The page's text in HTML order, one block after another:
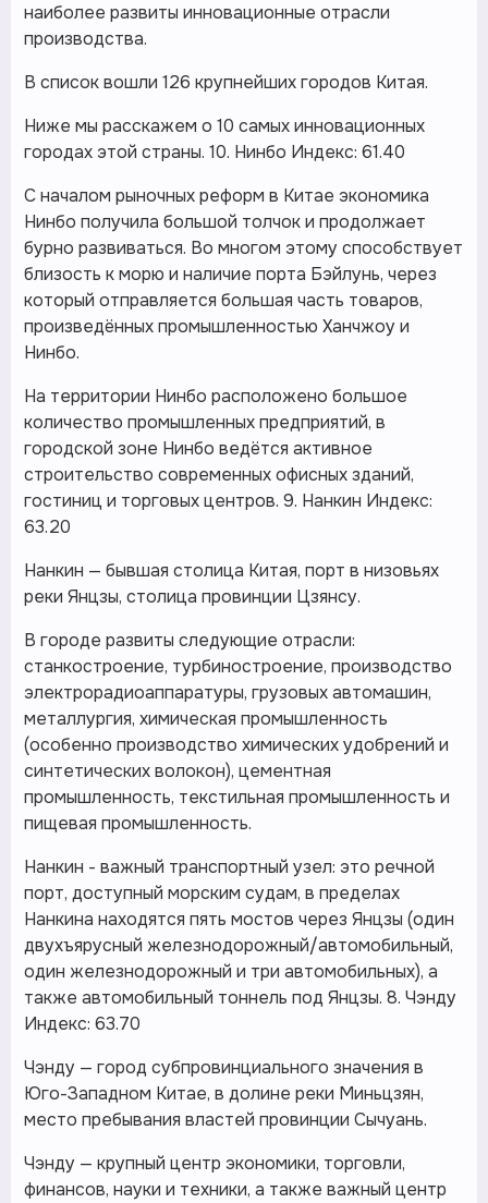
наиболее развиты инновационные отрасли
производства.
В список вошли 126 крупнейших городов Китая.
Ниже мы расскажем о 10 самых инновационных
городах этой страны. 10. Нинбо Индекс: 61.40
С началом рыночных реформ в Китае экономика
Нинбо получила большой толчок и продолжает
бурно развиваться. Во многом этому способствует
близость к морю и наличие порта Бэйлунь, через
который отправляется большая часть товаров,
произведённых промышленностью Ханчжоу и
Нинбо.
На территории Нинбо расположено большое
количество промышленных предприятий, в
городской зоне Нинбо ведётся активное
строительство современных офисных зданий,
гостиниц и торговых центров. 9. Нанкин Индекс:
63.20
Нанкин — бывшая столица Китая, порт в низовьях
реки Янцзы, столица провинции Цзянсу.
В городе развиты следующие отрасли:
станкостроение, турбиностроение, производство
электрорадиоаппаратуры, грузовых автомашин,
металлургия, химическая промышленность
(особенно производство химических удобрений и
синтетических волокон), цементная
промышленность, текстильная промышленность и
пищевая промышленность.
Нанкин - важный транспортный узел: это речной
порт, доступный морским судам, в пределах
Нанкина находятся пять мостов через Янцзы (один
двухъярусный железнодорожный/автомобильный,
один железнодорожный и три автомобильных), а
также автомобильный тоннель под Янцзы. 8. Чэнду
Индекс: 63.70
Чэнду — город субпровинциального значения в
Юго-Западном Китае, в долине реки Миньцзян,
место пребывания властей провинции Сычуань.
Чэнду — крупный центр экономики, торговли,
финансов, науки и техники, а также важный центр